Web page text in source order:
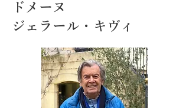
ドメーヌ
ジェラール・キヴィ